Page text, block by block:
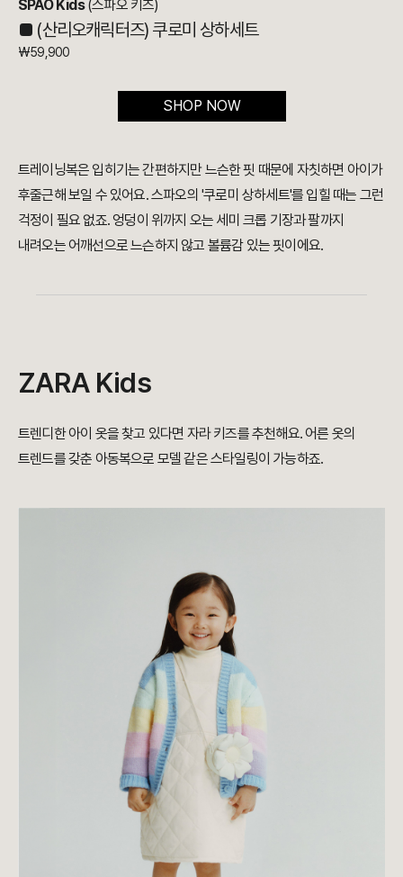
SPAO Kids(스파오 키즈)
■ (산리오캐릭터즈) 쿠로미 상하세트
₩59,900
SHOP NOW
트레이닝복은 입히기는 간편하지만 느슨한 핏 때문에 자칫하면 아이가
후줄근해 보일 수 있어요. 스파오의 '쿠로미 상하세트'를 입힐 때는 그런
걱정이 필요 없죠. 엉덩이 위까지 오는 세미 크롭 기장과 팔까지
내려오는 어깨선으로 느슨하지 않고 볼륨감 있는 핏이에요.
ZARA Kids
트렌디한 아이 옷을 찾고 있다면 자라 키즈를 추천해요. 어른 옷의
트렌드를 갖춘 아동복으로 모델 같은 스타일링이 가능하죠.